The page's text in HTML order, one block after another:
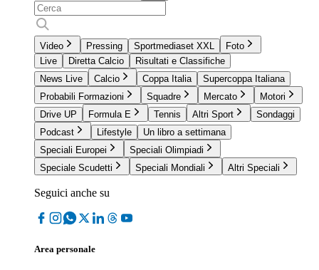
Video Pressing Sportmediaset XXL
Foto
Live
Diretta Calcio
Risultati e Classifiche
News Live
Calcio Coppa Italia
Supercoppa Italiana
Probabili Formazioni
Squadre Mercato
Motori
Drive UP
Formula E Tennis Altri Sport
Sondaggi
Podcast
Lifestyle
Un libro a settimana
Speciali Europei
Speciali Olimpiadi
Speciale Scudetti
Speciali Mondiali Altri Speciali
Seguici anche su
Area personale